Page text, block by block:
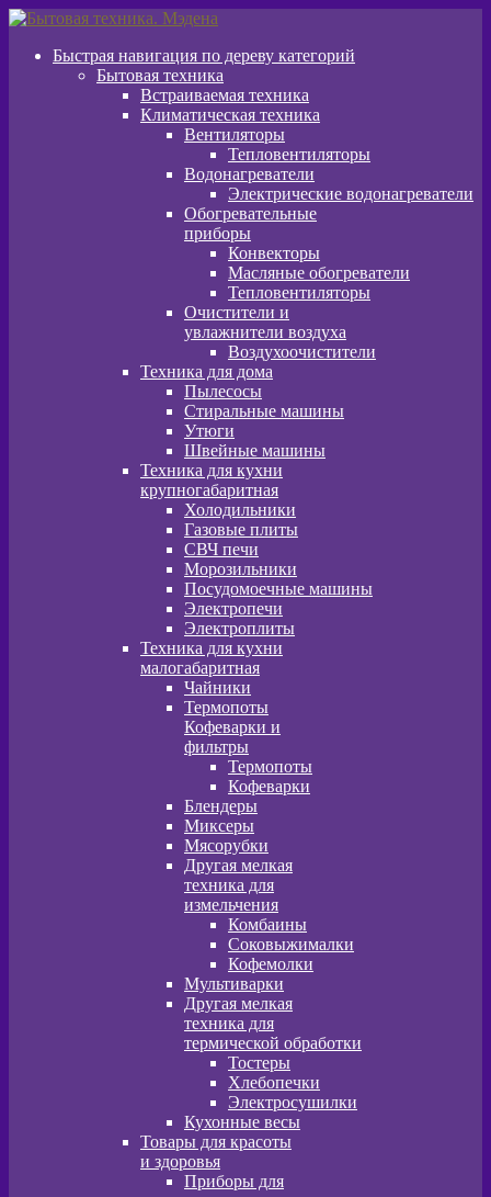
Перейти
навигации
Перейти
содержимому
Быстрая навигация по дереву категорий
Бытовая техника
Встраиваемая техника
Климатическая техника
Вентиляторы
Тепловентиляторы
Водонагреватели
Электрические водонагреватели
Обогревательные
приборы
Конвекторы
Масляные обогреватели
Тепловентиляторы
Очистители и
увлажнители воздуха
Воздухоочистители
Техника для дома
Пылeсосы
Стиральные машины
Утюги
Швейные машины
Техника для кухни
крупногабаритная
Холодильники
Газовые плиты
СВЧ печи
Морозильники
Посудомоечные машины
Электропечи
Электроплиты
Техника для кухни
малогабаритная
Чайники
Термопоты
Кофеварки и
фильтры
Термопоты
Кофеварки
Блендеры
Миксеры
Мясорубки
Другая мелкая
техника для
измельчения
Комбаины
Соковыжималки
Кофемолки
Мультиварки
Другая мелкая
техника для
термической обработки
Тостеры
Хлебопечки
Электросушилки
Кухонные весы
Товары для красоты
и здоровья
Приборы для